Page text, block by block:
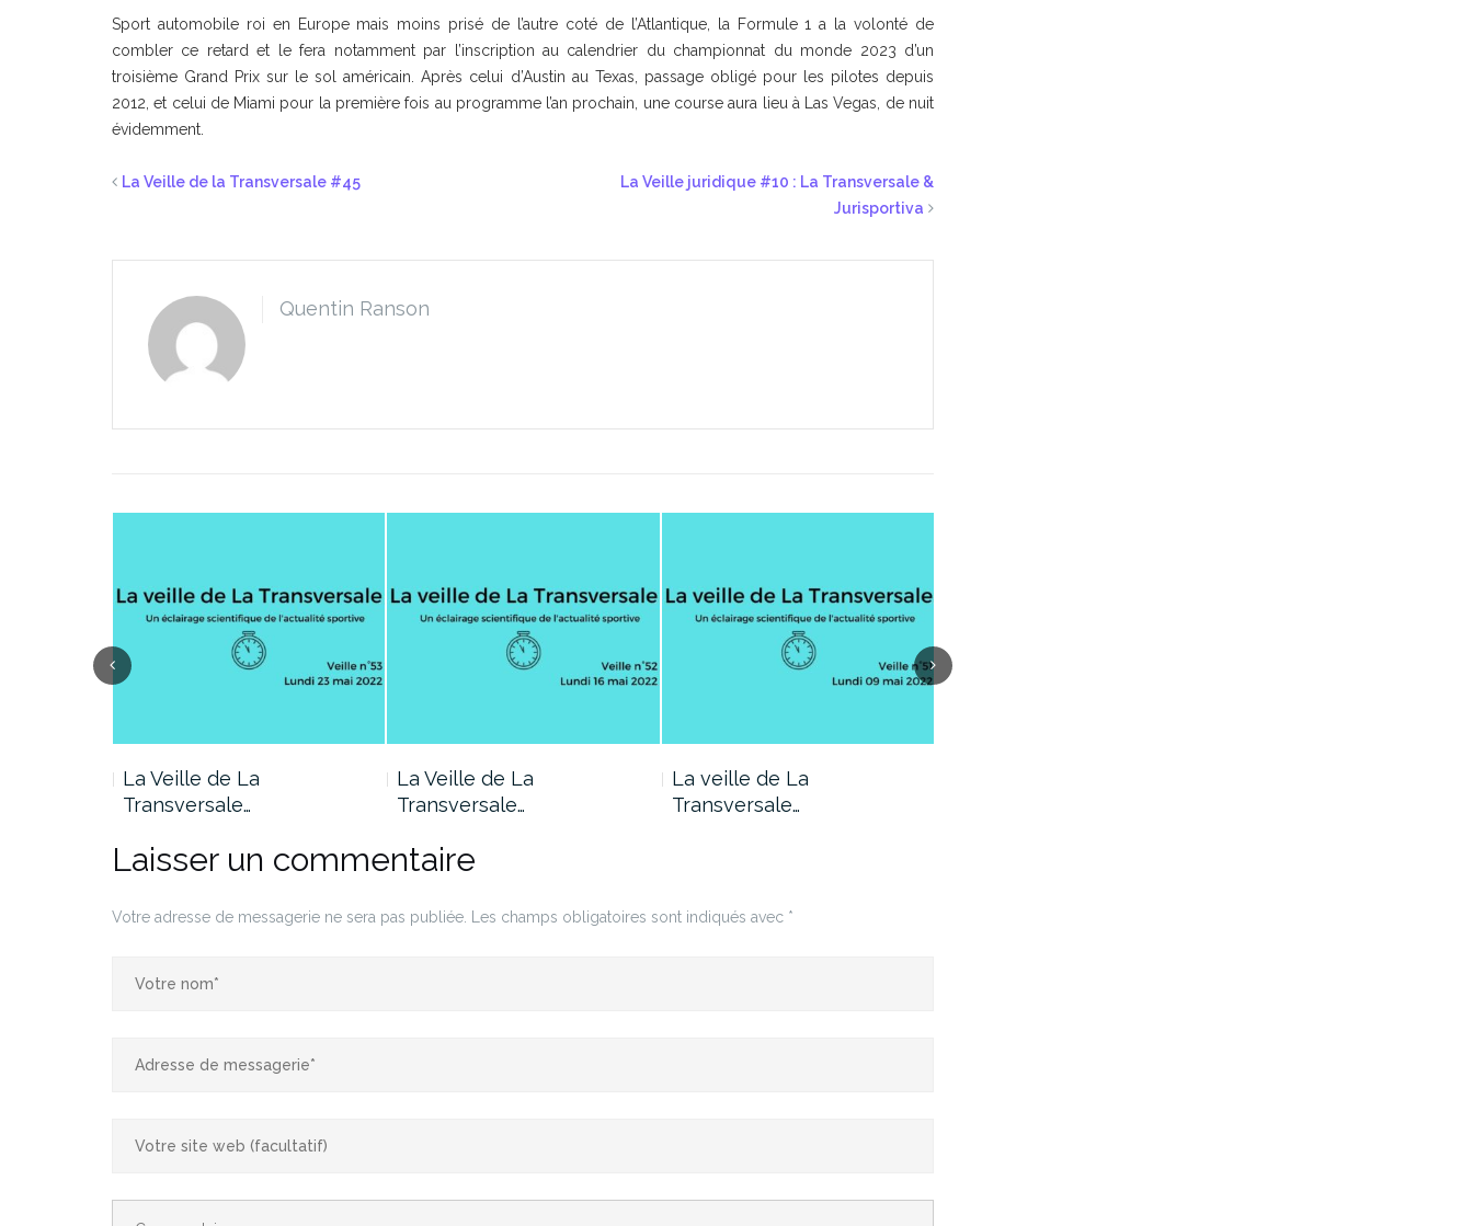
Sport automobile roi en Europe mais moins prisé de l’autre coté de l’Atlantique, la Formule 1 a la volonté de
combler ce retard et le fera notamment par l’inscription au calendrier du championnat du monde 2023 d’un
troisième Grand Prix sur le sol américain. Après celui d’Austin au Texas, passage obligé pour les pilotes depuis
2012, et celui de Miami pour la première fois au programme l’an prochain, une course aura lieu à Las Vegas, de nuit
évidemment.
La Veille de la Transversale #45
La Veille juridique #10 : La Transversale &
Jurisportiva
Quentin Ranson
La Veille de La
Transversale…
La Veille de La
Transversale…
La veille de La
Transversale…
Laisser un commentaire
Votre adresse de messagerie ne sera pas publiée. Les champs obligatoires sont indiqués avec *